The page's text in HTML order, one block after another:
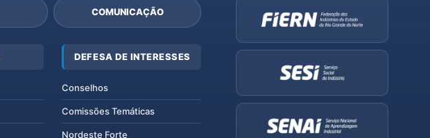
COMUNICAÇÃO
DEFESA DE INTERESSES
Conselhos
Comissões Temáticas
Nordeste Forte